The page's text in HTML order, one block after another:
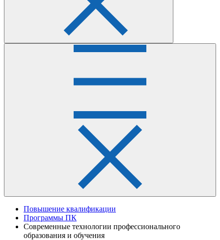
Повышение квалификации
Программы ПК
Современные технологии профессионального
образования и обучения